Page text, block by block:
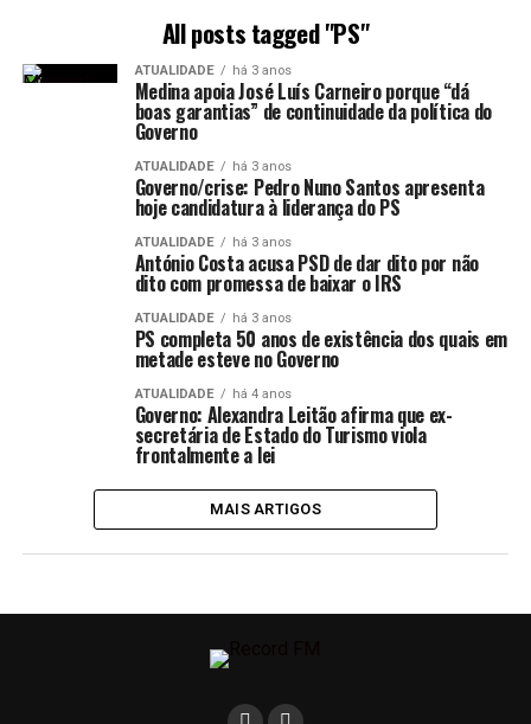
All posts tagged "PS"
ATUALIDADE há 3 anos
Medina apoia José Luís Carneiro porque “dá
boas garantias” de continuidade da política do
Governo
ATUALIDADE há 3 anos
Governo/crise: Pedro Nuno Santos apresenta
hoje candidatura à liderança do PS
ATUALIDADE há 3 anos
António Costa acusa PSD de dar dito por não
dito com promessa de baixar o IRS
ATUALIDADE há 3 anos
PS completa 50 anos de existência dos quais em
metade esteve no Governo
ATUALIDADE há 4 anos
Governo: Alexandra Leitão afirma que ex-
secretária de Estado do Turismo viola
frontalmente a lei
MAIS ARTIGOS